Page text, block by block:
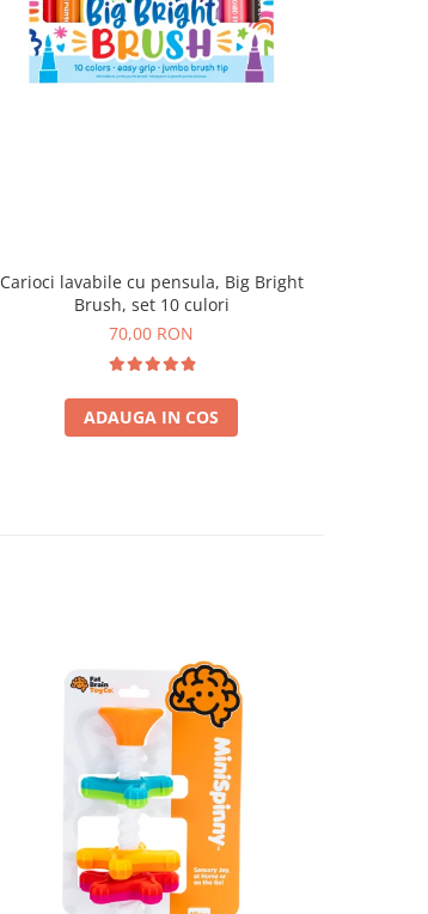
Carioci lavabile cu pensula, Big Bright
Brush, set 10 culori
70,00 RON
ADAUGA IN COS